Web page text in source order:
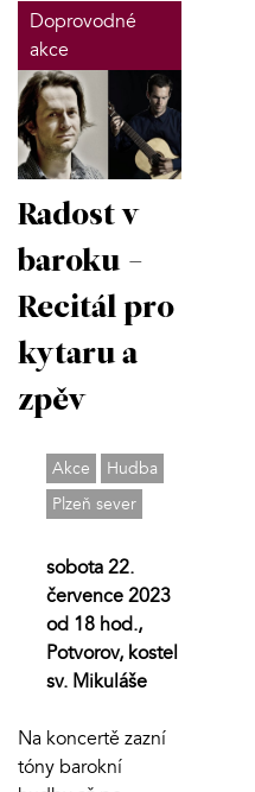
Doprovodné
akce
Radost v
baroku -
Recitál pro
kytaru a
zpěv
Akce
Hudba
Plzeň sever
sobota 22.
července 2023
od 18 hod.,
Potvorov, kostel
sv. Mikuláše
Na koncertě zazní
tóny barokní